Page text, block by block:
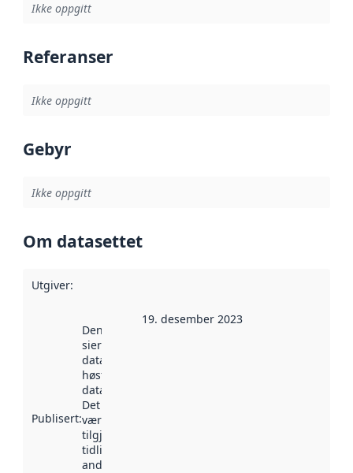
Ikke oppgitt
Referanser
Ikke oppgitt
Gebyr
Ikke oppgitt
Om datasettet
Utgiver:
Publisert:
Denne datoen
sier når
datasettet ble
høstet av
data.norge.no.
Det kan ha
vært
tilgjengelig
tidligere
andre steder.
19. desember 2023